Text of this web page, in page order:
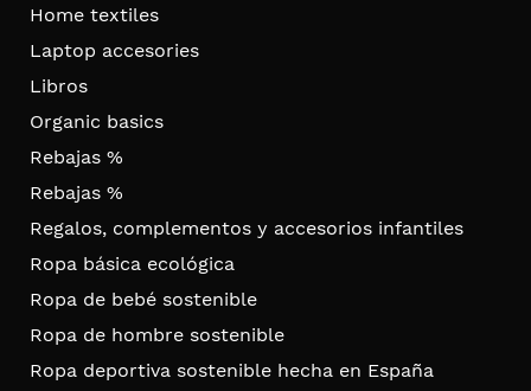
Home textiles
Laptop accesories
Libros
Organic basics
Rebajas %
Rebajas %
Regalos, complementos y accesorios infantiles
Ropa básica ecológica
Ropa de bebé sostenible
Ropa de hombre sostenible
Ropa deportiva sostenible hecha en España